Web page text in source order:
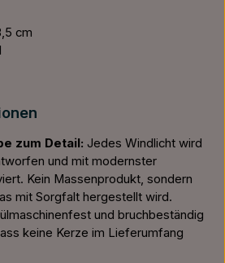
cm
zum Detail: Jedes Windlicht wird
und mit modernster
Kein Massenprodukt, sondern
mit Sorgfalt hergestellt wird.
und bruchbeständig
keine Kerze im Lieferumfang